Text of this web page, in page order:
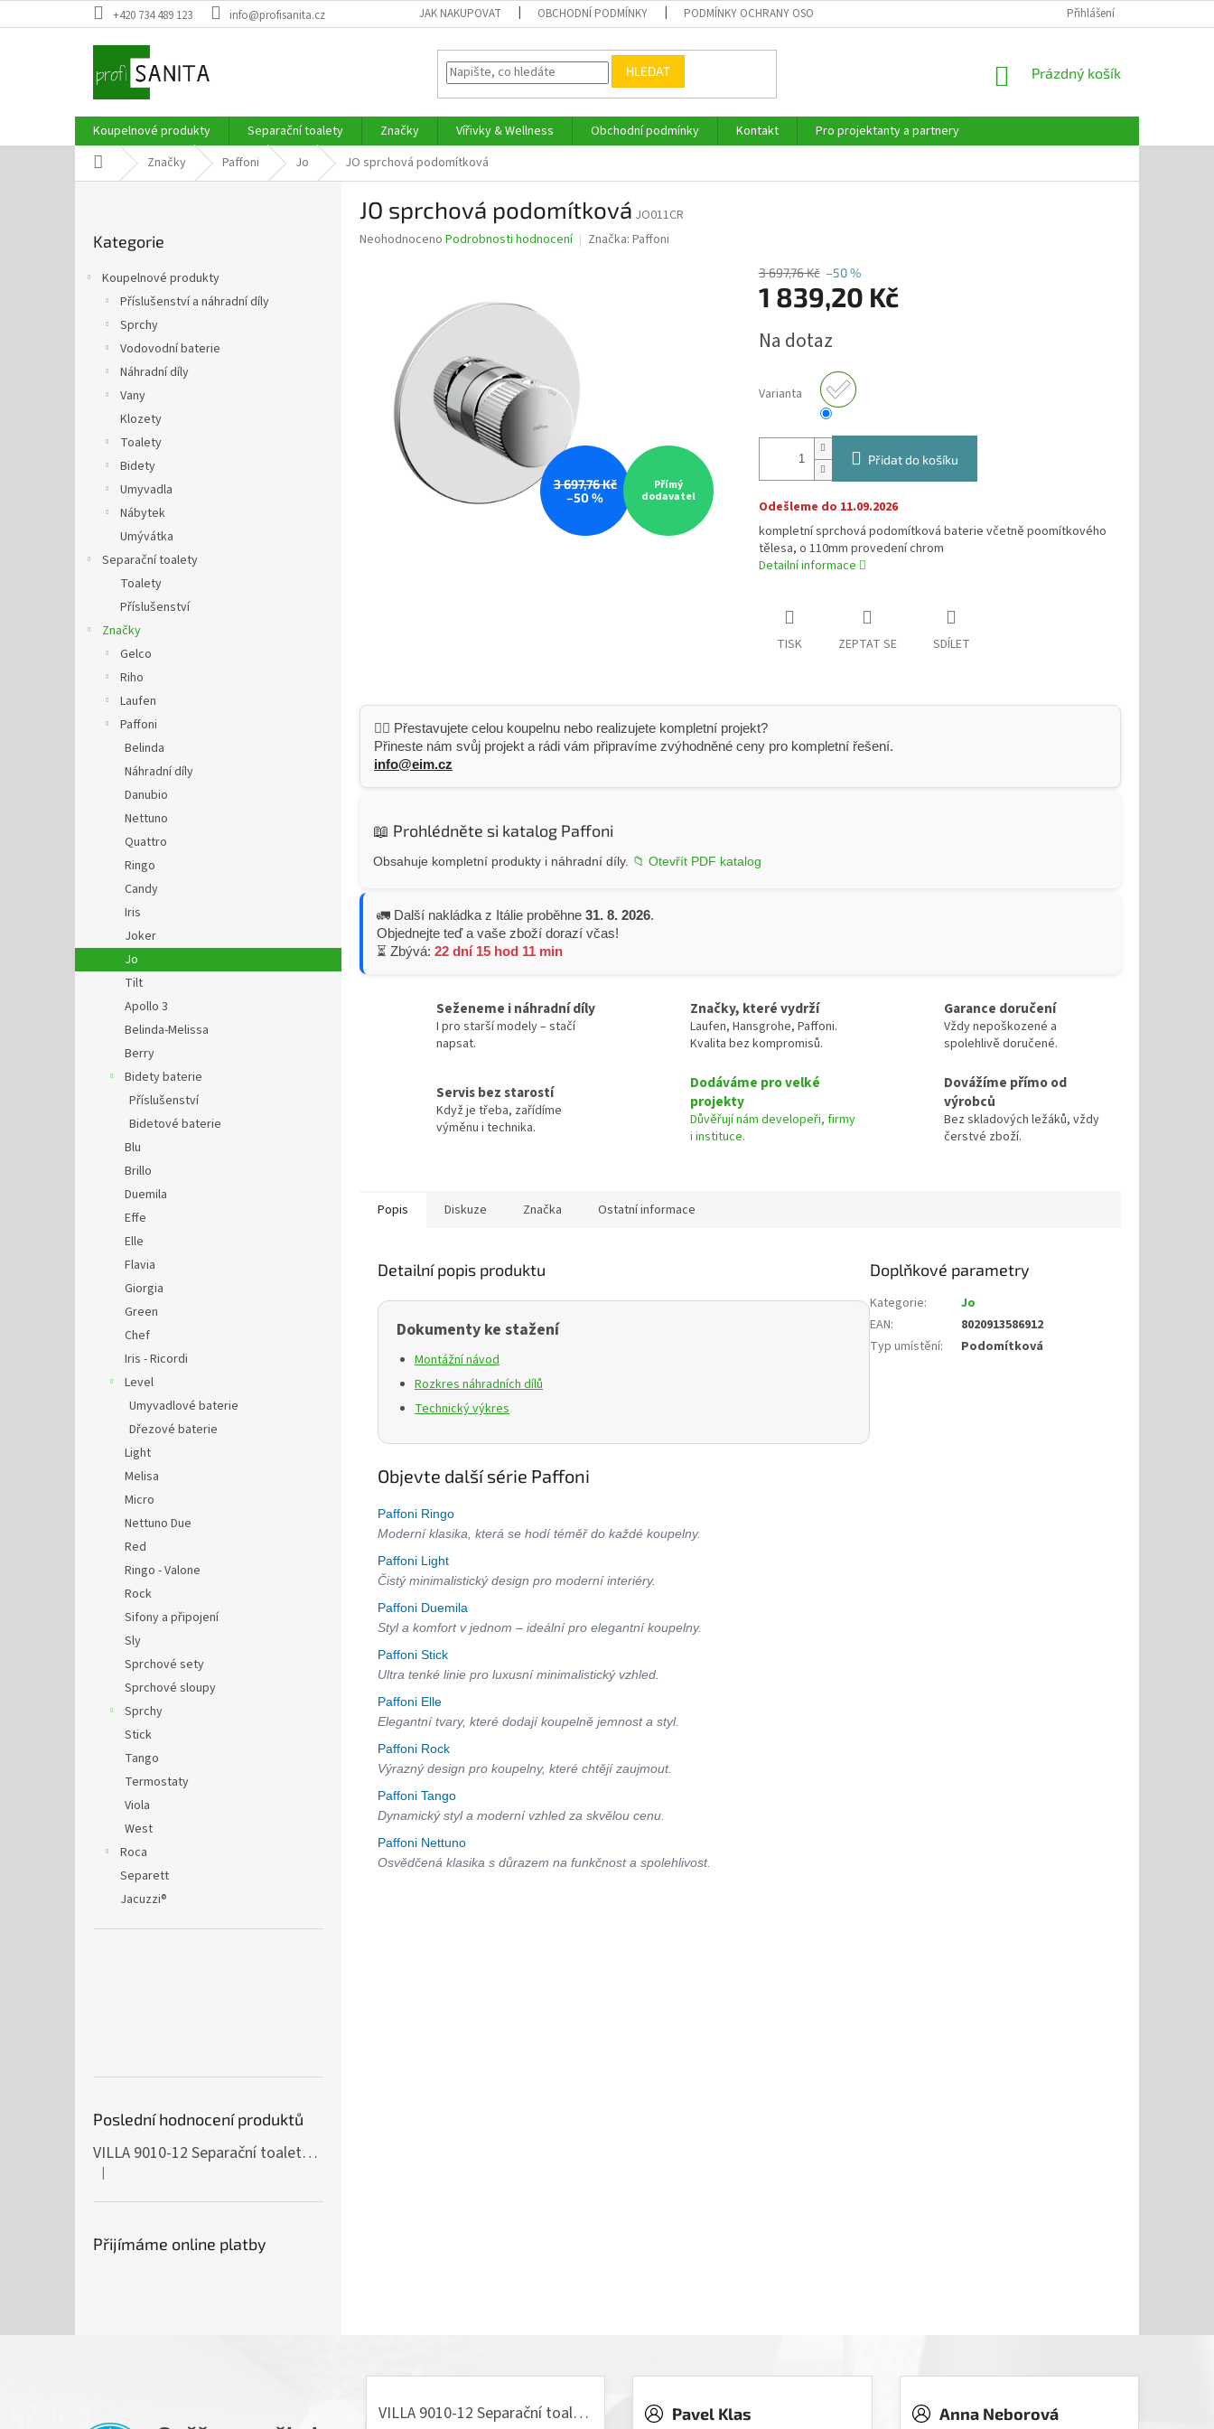
na
+420 734 489 123 info@profisanita.cz JAK NAKUPOVAT OBCHODNÍ PODMÍNKY PODMÍNKY OCHRANY OSOBNÍCH ÚDAJŮ Přihlášení
HLEDAT
NÁKUPNÍ
Prázdný košík
Koupelnové produkty Separační toalety Značky Vířivky & Wellness Obchodní podmínky Kontakt
Pro projektanty a partnery
Domů Značky Paffoni Jo JO sprchová podomítková
kategorie
Kategorie
Koupelnové produkty
Příslušenství a náhradní díly
Sprchy
Vodovodní baterie
Náhradní díly
Vany
Klozety
Toalety
Bidety
Umyvadla
Nábytek
Umývátka
Separační toalety
Toalety
Příslušenství
Značky
Gelco
Riho
Laufen
Paffoni
Belinda
Náhradní díly
Danubio
Nettuno
Quattro
Ringo
Candy
Iris
Joker
Jo
Tilt
Apollo 3
Belinda-Melissa
Berry
Bidety baterie
Příslušenství
Bidetové baterie
Blu
Brillo
Duemila
Effe
Elle
Flavia
Giorgia
Green
Chef
Iris - Ricordi
Level
Umyvadlové baterie
Dřezové baterie
Light
Melisa
Micro
Nettuno Due
Red
Ringo - Valone
Rock
Sifony a připojení
Sly
Sprchové sety
Sprchové sloupy
Sprchy
Stick
Tango
Termostaty
Viola
West
Roca
Separett
Jacuzzi®
Poslední hodnocení produktů
VILLA 9010-12 Separační toaleta, 230/12V
Hodnocení produktu je 5 z 5 hvězdiček.
|
Přijímáme online platby
JO sprchová podomítková JO011CR
Průměrné
hvězdiček.
Neohodnoceno Podrobnosti hodnocení Značka: Paffoni
3 697,76 Kč
–50 %
Přímý
dodavatel
3 697,76 Kč –50 %
1 839,20 Kč
cena:
Na dotaz
Varianta
Přidat do košíku
Odešleme do 11.09.2026
kompletní sprchová podomítková baterie včetně poomítkového
tělesa, o 110mm provedení chrom
Detailní informace
TISK ZEPTAT SE SDÍLET
👷‍♂️ Přestavujete celou koupelnu nebo realizujete kompletní projekt?
Přineste nám svůj projekt a rádi vám připravíme zvýhodněné ceny pro kompletní řešení.
info@eim.cz
📖 Prohlédněte si katalog Paffoni
Obsahuje kompletní produkty i náhradní díly. 📁 Otevřít PDF katalog
🚛 Další nakládka z Itálie proběhne 31. 8. 2026.
Objednejte teď a vaše zboží dorazí včas!
⏳ Zbývá: 22 dní 15 hod 11 min
Seženeme i náhradní díly
I pro starší modely – stačí
napsat.
Značky, které vydrží
Laufen, Hansgrohe, Paffoni.
Kvalita bez kompromisů.
Garance doručení
Vždy nepoškozené a
spolehlivě doručené.
Servis bez starostí
Když je třeba, zařídíme
výměnu i technika.
Dodáváme pro velké
projekty
Důvěřují nám developeři, firmy
i instituce.
Dovážíme přímo od
výrobců
Bez skladových ležáků, vždy
čerstvé zboží.
Popis Diskuze Značka Ostatní informace
Detailní popis produktu
Dokumenty ke stažení
Montážní návod
Rozkres náhradních dílů
Technický výkres
Objevte další série Paffoni
Paffoni Ringo
Moderní klasika, která se hodí téměř do každé koupelny.
Paffoni Light
Čistý minimalistický design pro moderní interiéry.
Paffoni Duemila
Styl a komfort v jednom – ideální pro elegantní koupelny.
Paffoni Stick
Ultra tenké linie pro luxusní minimalistický vzhled.
Paffoni Elle
Elegantní tvary, které dodají koupelně jemnost a styl.
Paffoni Rock
Výrazný design pro koupelny, které chtějí zaujmout.
Paffoni Tango
Dynamický styl a moderní vzhled za skvělou cenu.
Paffoni Nettuno
Osvědčená klasika s důrazem na funkčnost a spolehlivost.
Doplňkové parametry
Kategorie:
Jo
EAN:
8020913586912
Typ umístění: Podomítková
VILLA 9010-12 Separační toaleta, 230/12V Pavel Klas Anna Neborová